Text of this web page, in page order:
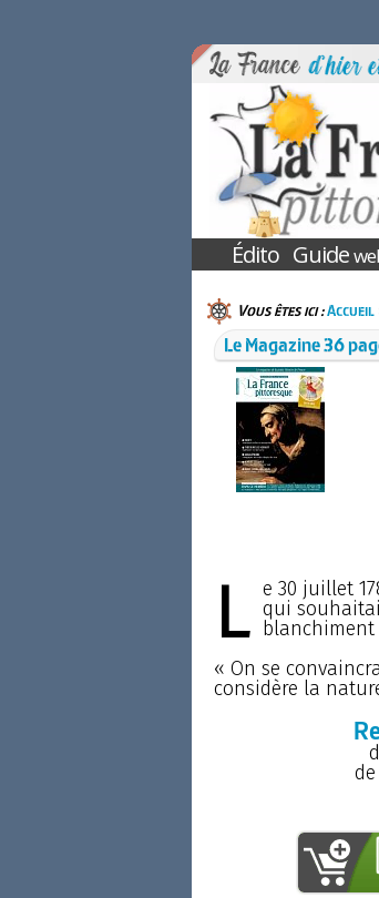
Édito Guide
Vous êtes ici :Accueil
Le Magazine 36
L e 30 juillet
qui
blanchiment
« On se
considère la